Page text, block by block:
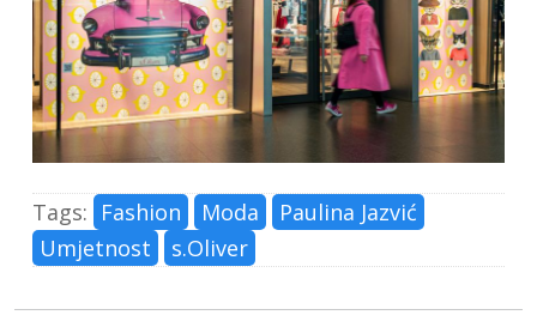
Tags: Fashion Moda
Paulina Jazvić
Umjetnost
s.Oliver